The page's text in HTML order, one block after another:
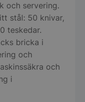
och servering.
stål: 50 knivar,
teskedar.
bricka i
och
och
i